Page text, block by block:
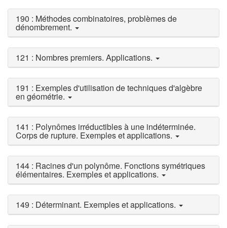
190 : Méthodes combinatoires, problèmes de
dénombrement.
121 : Nombres premiers. Applications.
191 : Exemples d'utilisation de techniques d'algèbre
en géométrie.
141 : Polynômes irréductibles à une indéterminée.
Corps de rupture. Exemples et applications.
144 : Racines d'un polynôme. Fonctions symétriques
élémentaires. Exemples et applications.
149 : Déterminant. Exemples et applications.